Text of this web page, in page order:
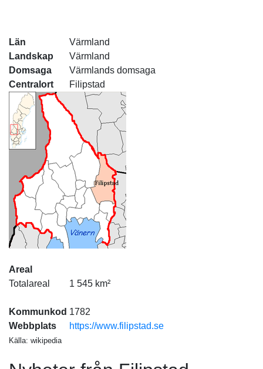
Län
Värmland
Landskap
Värmland
Domsaga
Värmlands domsaga
Centralort
Filipstad
Areal
Totalareal
1 545 km²
Kommunkod 1782
Webbplats
https://www.filipstad.se
Källa: wikipedia